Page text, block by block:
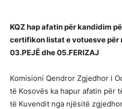
KQZ hap afatin për kandidim
certifikon listat e votuesve për
03.PEJË dhe 05.FERIZAJ
Komisioni Qendror Zgjedhor i
të Kosovës ka hapur afatin për
të Kuvendit nga njësitë